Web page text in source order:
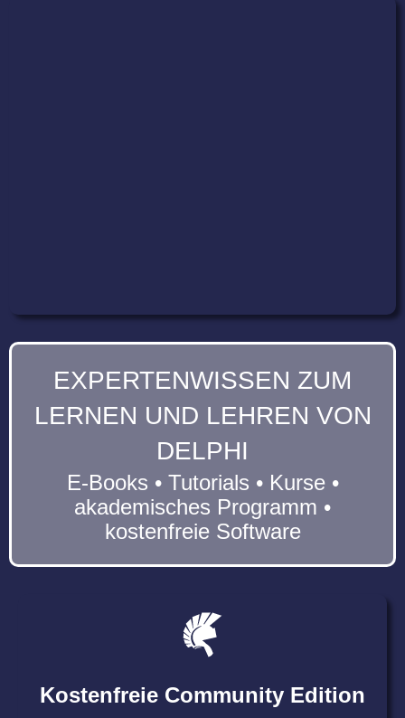
EXPERTENWISSEN ZUM
LERNEN UND LEHREN VON
DELPHI
E-Books • Tutorials • Kurse •
akademisches Programm •
kostenfreie Software
Kostenfreie Community Edition